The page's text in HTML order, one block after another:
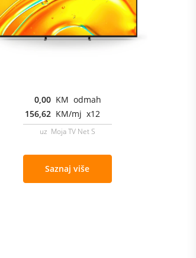
0,00 KM odmah
156,62 KM/mj x12
uz Moja TV Net S
Saznaj više